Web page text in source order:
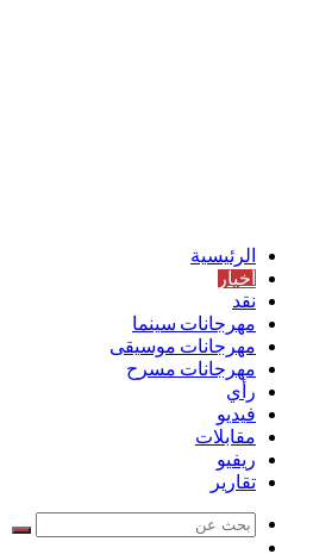
الرئيسية
أخبار
نقد
مهرجانات سينما
مهرجانات موسيقى
مهرجانات مسرح
رأي
فيديو
مقابلات
ريفيو
تقارير
بحث